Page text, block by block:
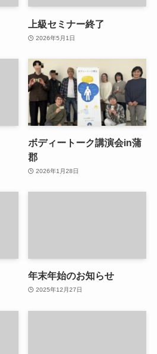
上級セミナー終了
2026年5月1日
ボディートーク講演会in蒲
郡
2026年1月28日
年末年始のお知らせ
2025年12月27日